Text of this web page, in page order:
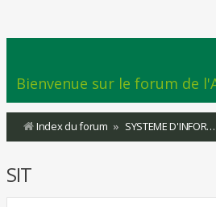
Bienvenue sur le forum de
Index du forum SYSTEME D'INFORMATION DU TERRITOIRE
SIT